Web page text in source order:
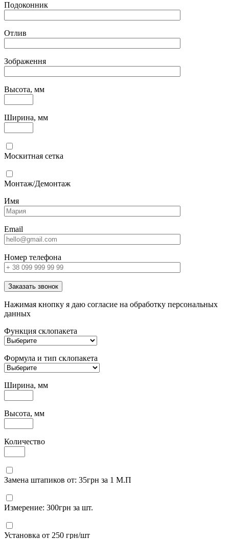
Подоконник
Отлив
Зображення
Высота, мм
Ширина, мм
Москитная сетка
Монтаж/Демонтаж
Имя
Email
Номер телефона
Заказать звонок
Нажимая кнопку я даю согласие на обработку персональных
данных
Функция склопакета
Формула и тип склопакета
Ширина, мм
Высота, мм
Количество
Замена штапиков от: 35грн за 1 М.П
Измерение: 300грн за шт.
Установка от 250 грн/шт